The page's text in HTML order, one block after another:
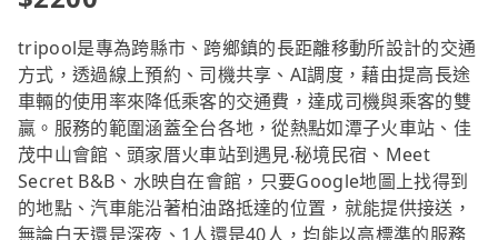
tripool是專為跨縣市、跨鄉鎮的長距離移動所設計的交通
方式，透過線上預約、司機共享、AI調度，藉由提高長途
車輛的使用率來降低乘客的交通費，達成司機與乘客的雙
贏。服務的範圍涵蓋全台各地，從熱點如潭子火車站、佳
茂中山會館、頭家厝火車站到遇見‧秘境民宿、Meet
Secret B&B、水映自在會館，只要Google地圖上找得到
的地點、汽車能沿著柏油路抵達的位置，就能提供接送，
無論白天還是深夜、1人還是40人，均能以高標準的服務